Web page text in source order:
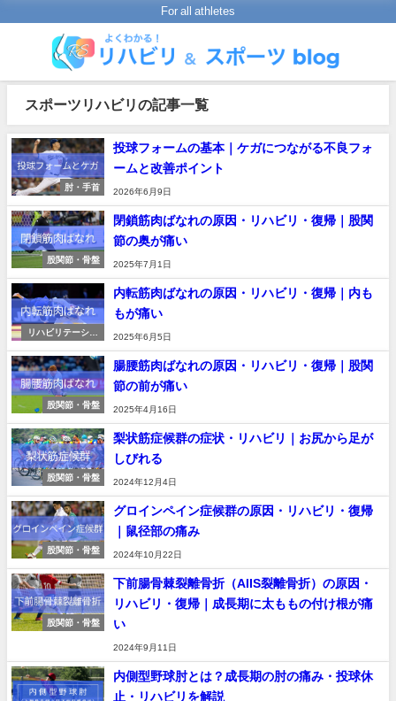
For all athletes
スポーツリハビリの記事一覧
肘・手首
投球フォームの基本｜ケガにつながる不良フォ
ームと改善ポイント
2026年6月9日
股関節・骨盤
閉鎖筋肉ばなれの原因・リハビリ・復帰｜股関
節の奥が痛い
2025年7月1日
リハビリテーショ
内転筋肉ばなれの原因・リハビリ・復帰｜内も
もが痛い
2025年6月5日
股関節・骨盤
腸腰筋肉ばなれの原因・リハビリ・復帰｜股関
節の前が痛い
2025年4月16日
股関節・骨盤
梨状筋症候群の症状・リハビリ｜お尻から足が
しびれる
2024年12月4日
股関節・骨盤
グロインペイン症候群の原因・リハビリ・復帰
｜鼠径部の痛み
2024年10月22日
股関節・骨盤
下前腸骨棘裂離骨折（AIIS裂離骨折）の原因・
リハビリ・復帰｜成長期に太ももの付け根が痛
い
2024年9月11日
内側型野球肘とは？成長期の肘の痛み・投球休
止・リハビリを解説